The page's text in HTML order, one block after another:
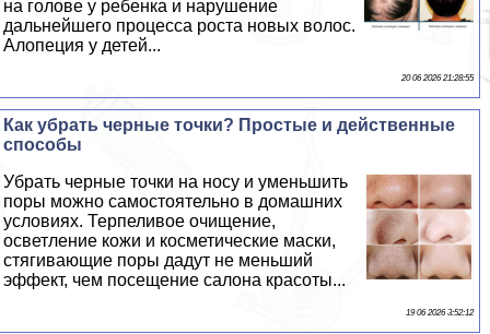
на голове у ребенка и нарушение
дальнейшего процесса роста новых волос.
Алопеция у детей...
20 06 2026 21:28:55
Как убрать черные точки? Простые и действенные
способы
Убрать черные точки на носу и уменьшить
поры можно самостоятельно в домашних
условиях. Терпеливое очищение,
осветление кожи и косметические маски,
стягивающие поры дадут не меньший
эффект, чем посещение салона красоты...
19 06 2026 3:52:12